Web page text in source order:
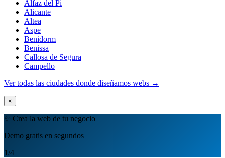
Alfaz del Pi
Alicante
Altea
Aspe
Benidorm
Benissa
Callosa de Segura
Campello
Ver todas las ciudades donde diseñamos webs →
×
✨ Crea la web de tu negocio
Demo gratis en segundos
1/4